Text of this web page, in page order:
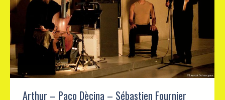
Arthur – Paco Dècina – Sébastien Fournier